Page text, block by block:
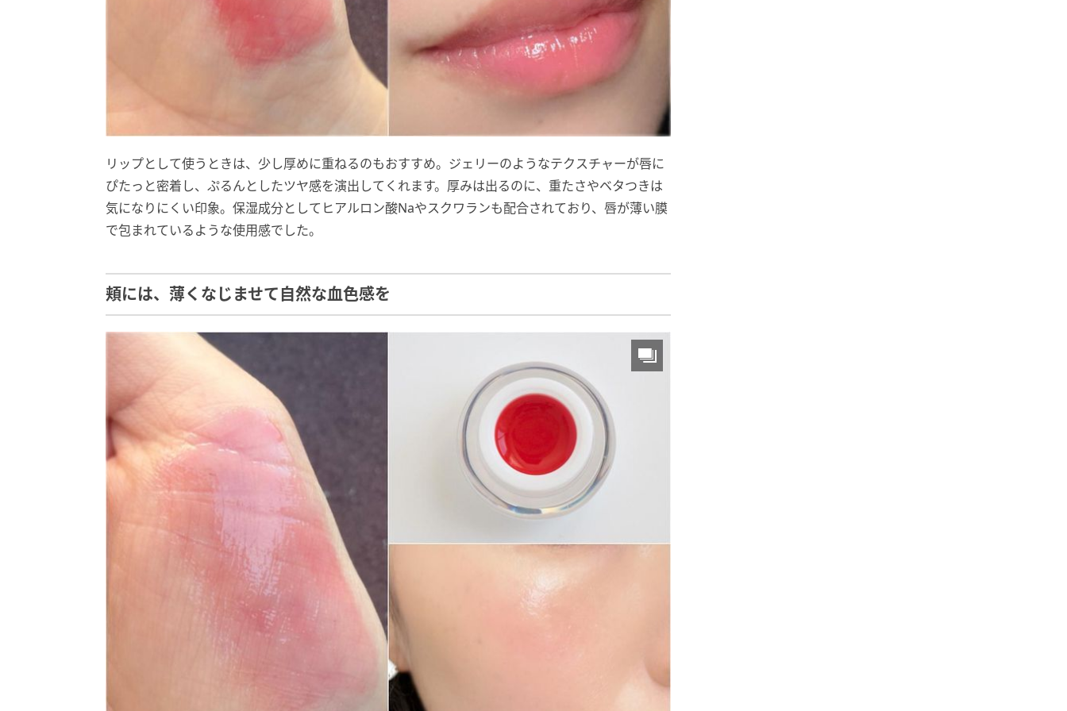
リップとして使うときは、少し厚めに重ねるのもおすすめ。ジェリーのようなテクスチャーが唇に
ぴたっと密着し、ぷるんとしたツヤ感を演出してくれます。厚みは出るのに、重たさやベタつきは
気になりにくい印象。保湿成分としてヒアルロン酸Naやスクワランも配合されており、唇が薄い膜
で包まれているような使用感でした。
頬には、薄くなじませて自然な血色感を